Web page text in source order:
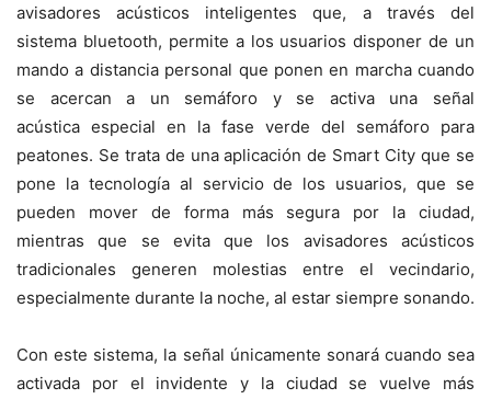
avisadores acústicos inteligentes que, a través del
sistema bluetooth, permite a los usuarios disponer de un
mando a distancia personal que ponen en marcha cuando
se acercan a un semáforo y se activa una señal
acústica especial en la fase verde del semáforo para
peatones. Se trata de una aplicación de Smart City que se
pone la tecnología al servicio de los usuarios, que se
pueden mover de forma más segura por la ciudad,
mientras que se evita que los avisadores acústicos
tradicionales generen molestias entre el vecindario,
especialmente durante la noche, al estar siempre sonando.
Con este sistema, la señal únicamente sonará cuando sea
activada por el invidente y la ciudad se vuelve más